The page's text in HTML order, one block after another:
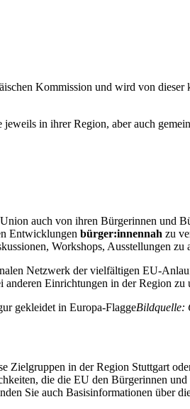
Kommission und wird von
in ihrer Region, aber auch
auch von ihren Bürgerinnen und
Entwicklungen bürger:innennah zu
Workshops, Ausstellungen
Netzwerk der vielfältigen EU-
Einrichtungen in der Region zu
Bildquelle:
Zielgruppen in der Region Stuttgart
die die EU den Bürgerinnen und
Sie auch Basisinformationen über